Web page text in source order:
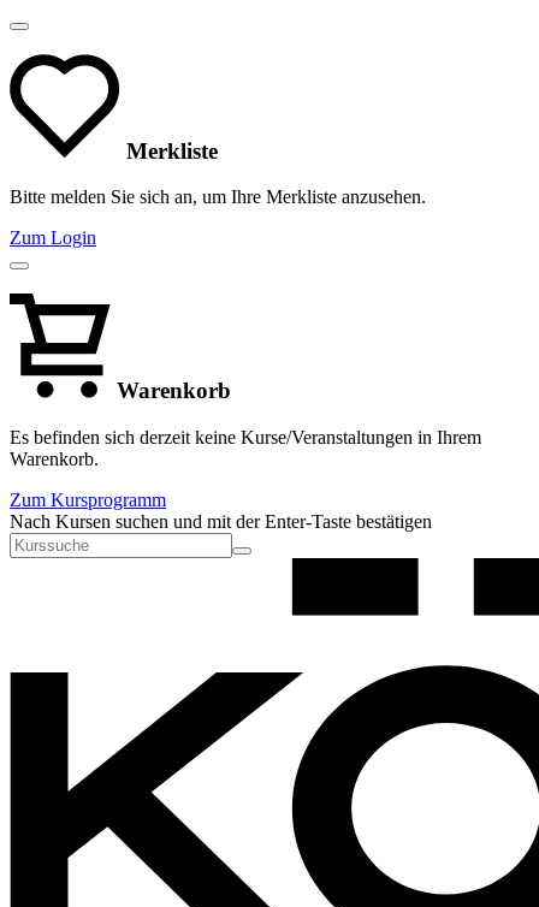
Merkliste
Bitte melden Sie sich an, um Ihre Merkliste anzusehen.
Zum Login
Warenkorb
Es befinden sich derzeit keine Kurse/Veranstaltungen in Ihrem
Warenkorb.
Zum Kursprogramm
Nach Kursen suchen und mit der Enter-Taste bestätigen